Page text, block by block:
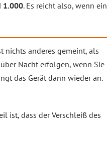
1.000. Es reicht also, wenn ein
nichts anderes gemeint, als
Nacht erfolgen, wenn Sie
das Gerät dann wieder an.
ist, dass der Verschleiß des